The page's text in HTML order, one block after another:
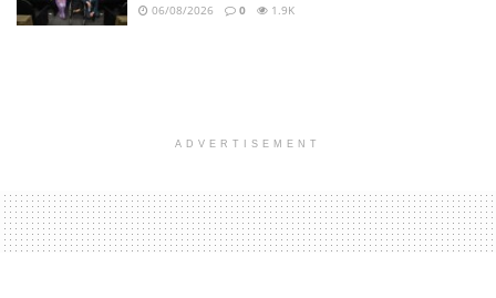
06/08/2026 0 1.9K
ADVERTISEMENT